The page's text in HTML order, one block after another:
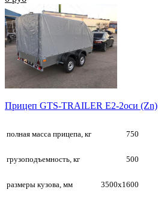
Прицеп GTS-TRAILER E2-2оси (Zn)
полная масса прицепа, кг 750
грузоподъемность, кг 500
размеры кузова, мм 3500х1600